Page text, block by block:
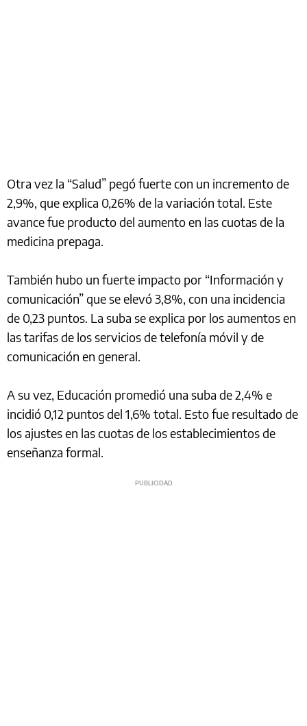
Otra vez la “Salud” pegó fuerte con un incremento de
2,9%, que explica 0,26% de la variación total. Este
avance fue producto del aumento en las cuotas de la
medicina prepaga.
También hubo un fuerte impacto por “Información y
comunicación” que se elevó 3,8%, con una incidencia
de 0,23 puntos. La suba se explica por los aumentos en
las tarifas de los servicios de telefonía móvil y de
comunicación en general.
A su vez, Educación promedió una suba de 2,4% e
incidió 0,12 puntos del 1,6% total. Esto fue resultado de
los ajustes en las cuotas de los establecimientos de
enseñanza formal.